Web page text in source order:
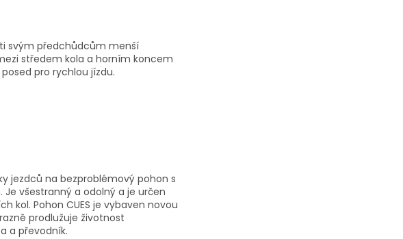
svým předchůdcům menší
středem kola a horním koncem
pro rychlou jízdu.
jezdců na bezproblémový pohon s
všestranný a odolný a je určen
kol. Pohon CUES je vybaven novou
prodlužuje životnost
a převodník.